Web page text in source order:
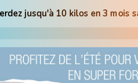
jusqu'à 10 kilos en 3 mois